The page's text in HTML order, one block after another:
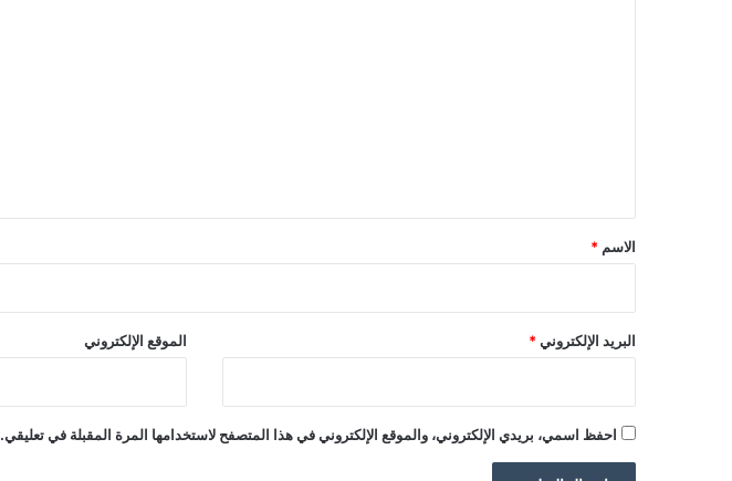
*
الاسم *
البريد الإلكتروني * الموقع الإلكتروني
احفظ اسمي، بريدي الإلكتروني، والموقع الإلكتروني في هذا المتصفح لاستخدامها المرة المقبلة في تعليقي.